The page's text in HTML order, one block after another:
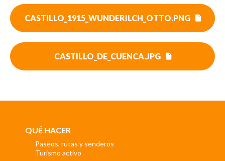
CASTILLO_1915_WUNDERILCH_OTTO.PNG
CASTILLO_DE_CUENCA.JPG
QUÉ HACER
Paseos, rutas y senderos
Turismo activo